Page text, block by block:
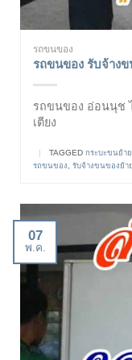
รถขนของ
รถขนของ รับจ้าง
รถขนของ อ่อนนุช
เตียง
| TAGGED กระบะขนย้า
รถขนของ
รับจ้างขนของย้า
07
พ.ค.